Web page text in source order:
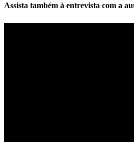
Assista também à entrevista com a